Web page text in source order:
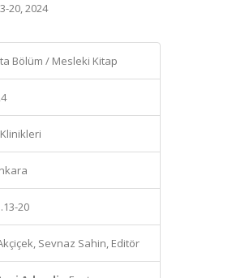
20, 2024
Bölüm / Mesleki Kitap
20
Sevnaz Sahin, Editör